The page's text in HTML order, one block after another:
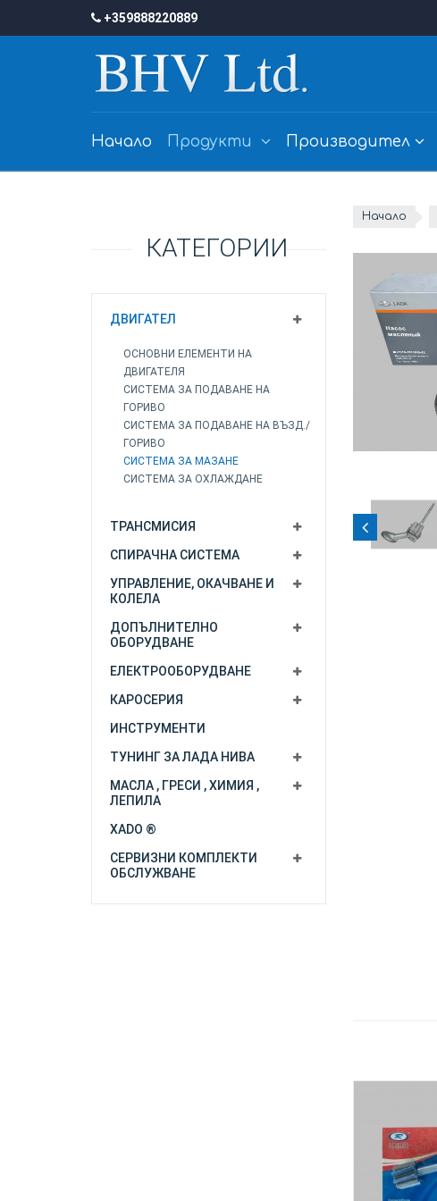
+359888220889
Начало Продукти Производител
КАТЕГОРИИ
ДВИГАТЕЛ
ОСНОВНИ ЕЛЕМЕНТИ НА
ДВИГАТЕЛЯ
СИСТЕМА ЗА ПОДАВАНЕ НА
ГОРИВО
СИСТЕМА ЗА ПОДАВАНЕ НА ВЪЗД./
ГОРИВО
СИСТЕМА ЗА МАЗАНЕ
СИСТЕМА ЗА ОХЛАЖДАНЕ
ТРАНСМИСИЯ
СПИРАЧНА СИСТЕМА
УПРАВЛЕНИЕ, ОКАЧВАНЕ И
КОЛЕЛА
ДОПЪЛНИТЕЛНО
ОБОРУДВАНЕ
ЕЛЕКТРООБОРУДВАНЕ
КАРОСЕРИЯ
ИНСТРУМЕНТИ
ТУНИНГ ЗА ЛАДА НИВА
МАСЛА , ГРЕСИ , ХИМИЯ ,
ЛЕПИЛА
XADO ®
СЕРВИЗНИ КОМПЛЕКТИ
ОБСЛУЖВАНЕ
Начало